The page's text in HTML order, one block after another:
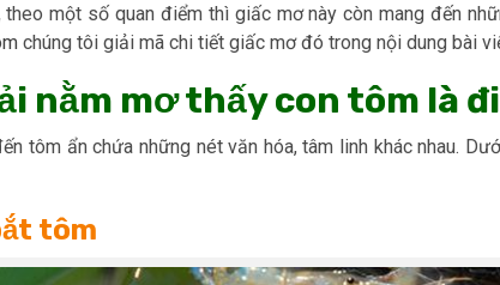
theo một số quan điểm thì giấc mơ này còn mang đến
chúng tôi giải mã chi tiết giấc mơ đó trong nội dung bài
nằm mơ thấy con tôm là
tôm ẩn chứa những nét văn hóa, tâm linh khác nhau.
tôm